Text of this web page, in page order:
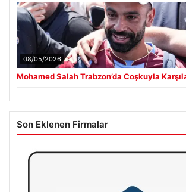
08/05/2026
Mohamed Salah Trabzon’da Coşkuyla
Son Eklenen Firmalar